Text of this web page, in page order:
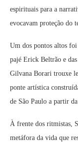
espirituais para a
evocavam proteção do
Um dos pontos altos
pajé Erick Beltrão e das
Gilvana Borari trouxe
ponte artística
de São Paulo a partir
À frente dos ritmistas,
metáfora da vida que